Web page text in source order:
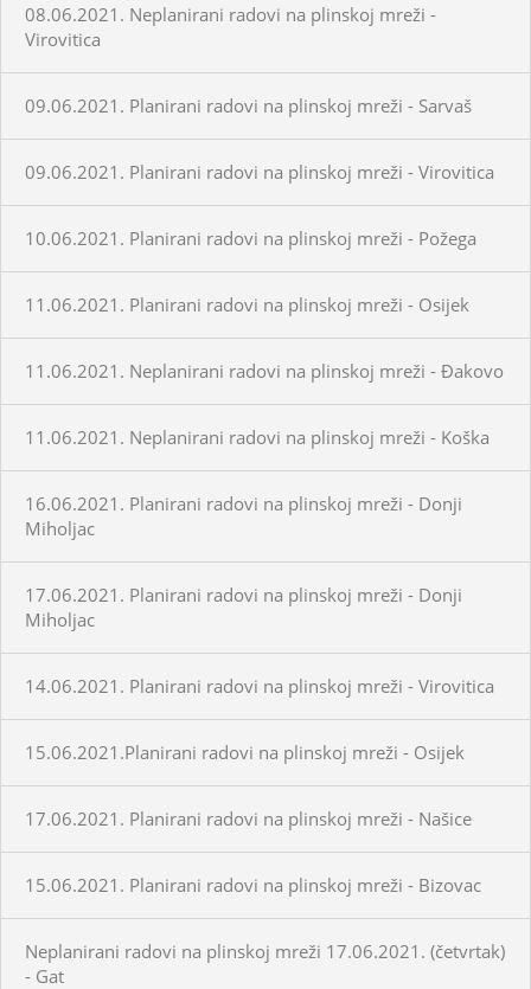
08.06.2021. Neplanirani radovi na plinskoj mreži -
Virovitica
09.06.2021. Planirani radovi na plinskoj mreži - Sarvaš
09.06.2021. Planirani radovi na plinskoj mreži - Virovitica
10.06.2021. Planirani radovi na plinskoj mreži - Požega
11.06.2021. Planirani radovi na plinskoj mreži - Osijek
11.06.2021. Neplanirani radovi na plinskoj mreži - Đakovo
11.06.2021. Neplanirani radovi na plinskoj mreži - Koška
16.06.2021. Planirani radovi na plinskoj mreži - Donji
Miholjac
17.06.2021. Planirani radovi na plinskoj mreži - Donji
Miholjac
14.06.2021. Planirani radovi na plinskoj mreži - Virovitica
15.06.2021.Planirani radovi na plinskoj mreži - Osijek
17.06.2021. Planirani radovi na plinskoj mreži - Našice
15.06.2021. Planirani radovi na plinskoj mreži - Bizovac
Neplanirani radovi na plinskoj mreži 17.06.2021. (četvrtak)
- Gat